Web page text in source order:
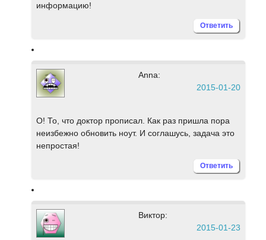
информацию!
Ответить
Anna:
2015-01-20
О! То, что доктор прописал. Как раз пришла пора
неизбежно обновить ноут. И соглашусь, задача это
непростая!
Ответить
Виктор:
2015-01-23